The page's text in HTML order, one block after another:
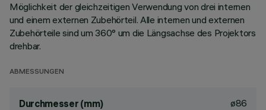
Möglichkeit der gleichzeitigen Verwendung von drei internen
und einem externen Zubehörteil. Alle internen und externen
Zubehörteile sind um 360° um die Längsachse des Projektors
drehbar.
ABMESSUNGEN
Durchmesser (mm) ø86